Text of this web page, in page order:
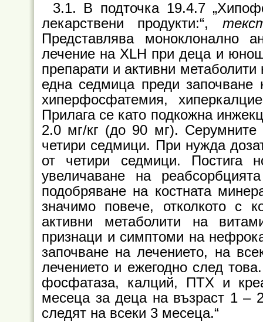
3.1. В подточка 19.4.7
лекарствени продукти:“,
Представлява моноклонално
лечение на XLH при деца и
препарати и активни
една седмица преди
хиперфосфатемия,
Прилага се като подкожна
2.0 мг/кг (до 90 мг).
четири седмици. При нужда
от четири седмици. Постига
увеличаване на ре
подобряване на костната
значимо повече, отколкото с
активни метаболити на
признаци и симптоми на
започване на лечението, на
лечението и ежегодно след
фосфатаза, калций, ПТХ и
месеца за деца на възраст 1 –
следят на всеки 3 месеца.“